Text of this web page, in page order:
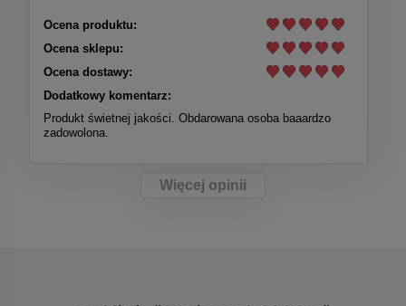
Ocena produktu:
Ocena sklepu:
Ocena dostawy:
Dodatkowy komentarz:
Produkt świetnej jakości. Obdarowana osoba baaardzo
zadowolona.
Więcej opinii